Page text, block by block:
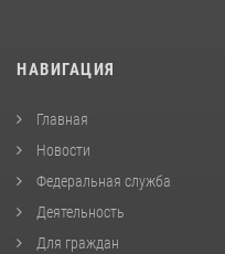
НАВИГАЦИЯ
Главная
Новости
Федеральная служба
Деятельность
Для граждан